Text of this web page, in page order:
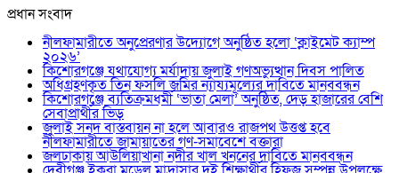
প্রধান সংবাদ
নীলফামারীতে অনুপ্রেরণার উদ্যোগে অনুষ্ঠিত হলো ‘ক্লাইমেট ক্যাম্প
২০২৬’
কিশোরগঞ্জে যথাযোগ্য মর্যাদায় জুলাই গণঅভ্যুত্থান দিবস পালিত
অধিগ্রহণকৃত তিন ফসলি জমির ন্যায্যমূল্যের দাবিতে মানববন্ধন
কিশোরগঞ্জে ব্যতিক্রমধর্মী ‘ভাতা মেলা’ অনুষ্ঠিত, দেড় হাজারের বেশি
সেবাপ্রার্থীর ভিড়
জুলাই সনদ বাস্তবায়ন না হলে আবারও রাজপথ উত্তপ্ত হবে
নীলফামারীতে জামায়াতের গণ-সমাবেশে বক্তারা
জলঢাকায় আউলিয়াখানা নদীর খাল খননের দাবিতে মানববন্ধন